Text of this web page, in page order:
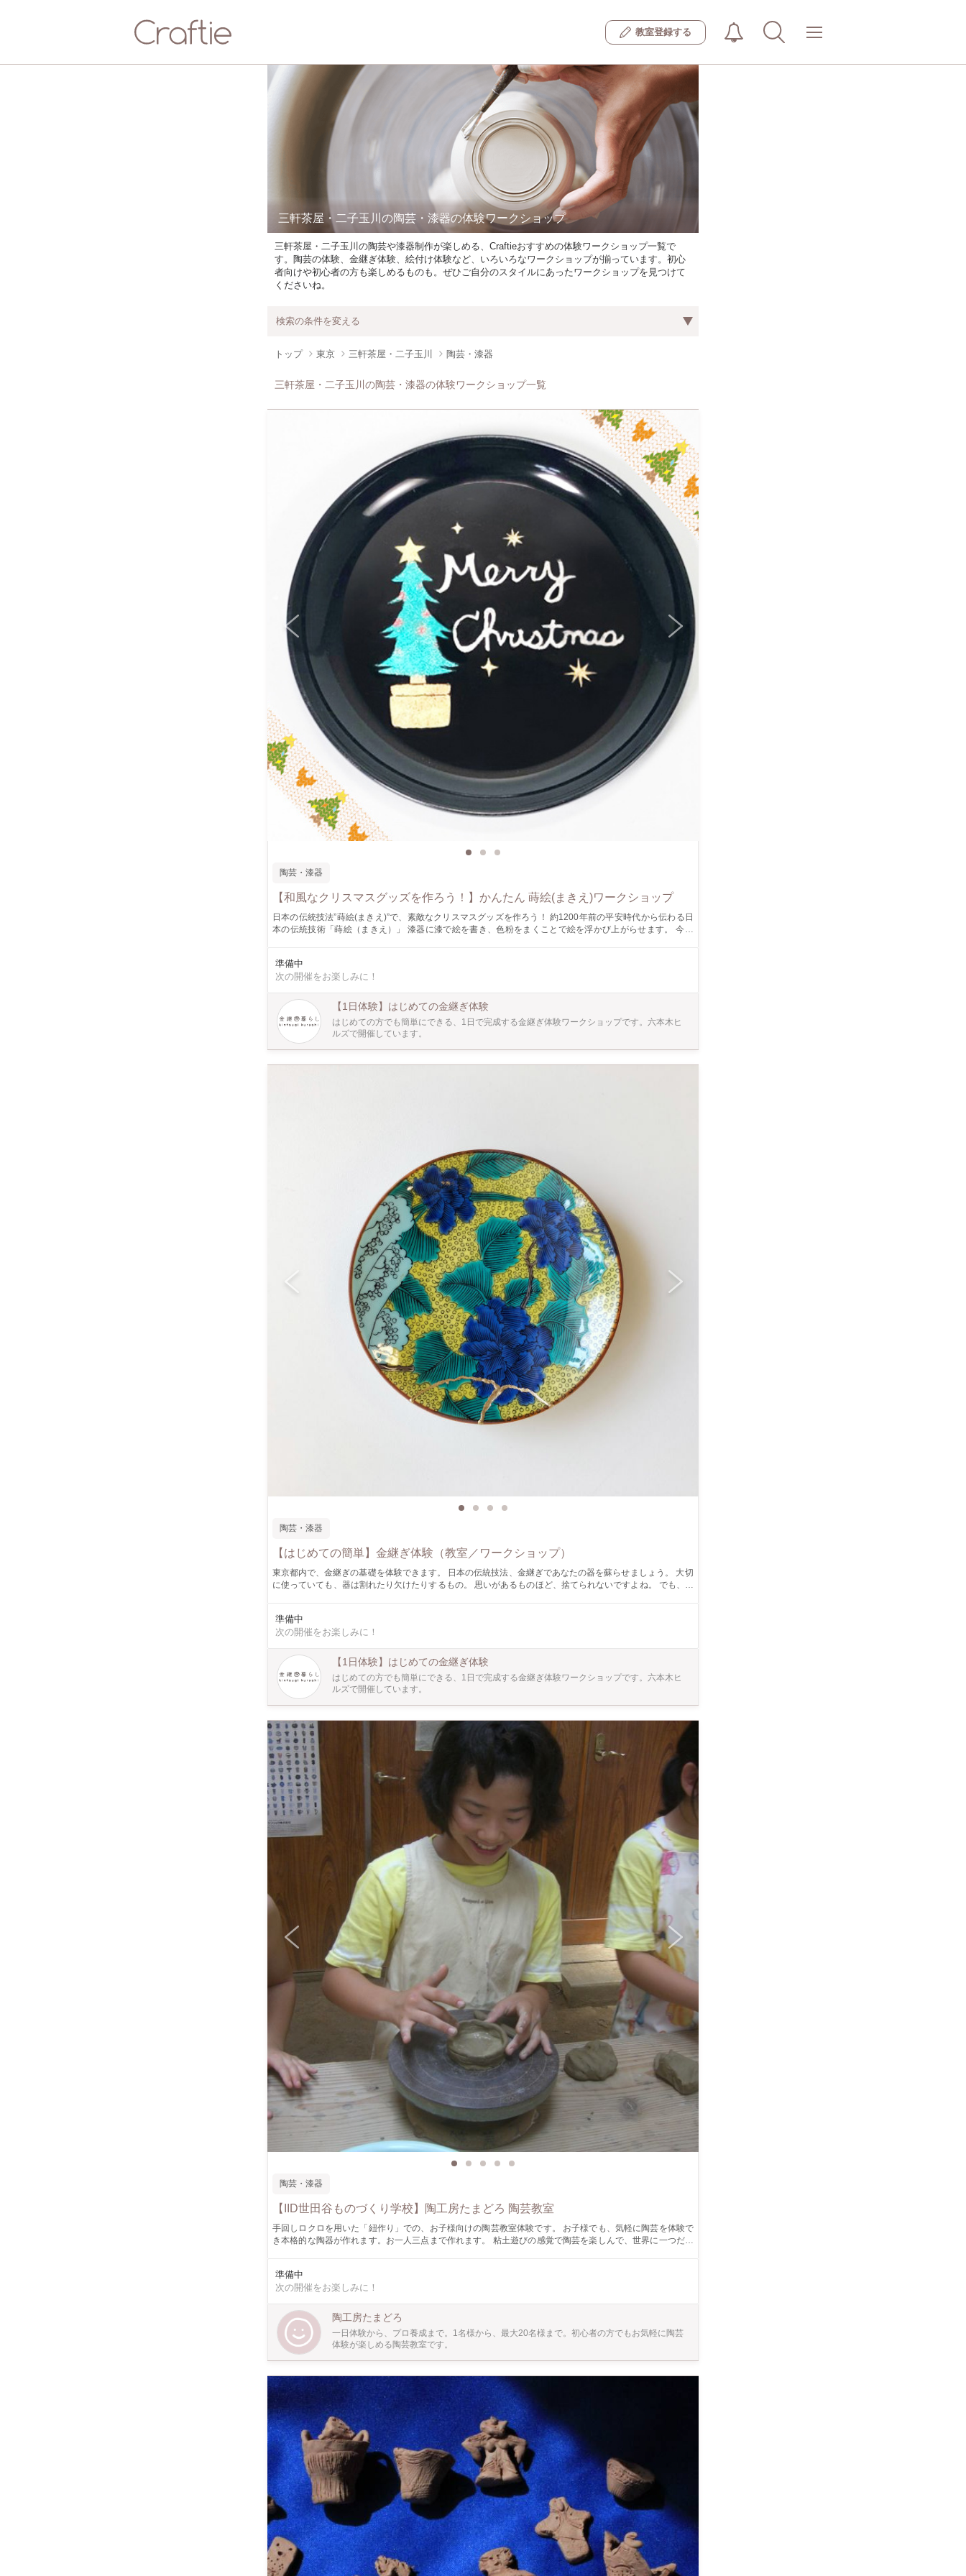
教室登録する
三軒茶屋・二子玉川の陶芸・漆器の体験ワークショップ
三軒茶屋・二子玉川の陶芸や漆器制作が楽しめる、Craftieおすすめの体験ワークショップ一覧で
す。陶芸の体験、金継ぎ体験、絵付け体験など、いろいろなワークショップが揃っています。初心
者向けや初心者の方も楽しめるものも。ぜひご自分のスタイルにあったワークショップを見つけて
くださいね。
検索の条件を変える
トップ 東京 三軒茶屋・二子玉川 陶芸・漆器
三軒茶屋・二子玉川の陶芸・漆器の体験ワークショップ一覧
陶芸・漆器
【和風なクリスマスグッズを作ろう！】かんたん 蒔絵(まきえ)ワークショップ
日本の伝統技法”蒔絵(まきえ)”で、素敵なクリスマスグッズを作ろう！ 約1200年前の平安時代から伝わる日
本の伝統技術「蒔絵（まきえ）」 漆器に漆で絵を書き、色粉をまくことで絵を浮かび上がらせます。 今回
でも、お重や、お箸、お土産屋など、 日常の色んなところで、私たちの生活の1部になっています。 グラデ
ーションをつけたり、好きな配色を考えてみたり、、、 漆や先人たちの技術を体験しながら、 色彩豊かな作
のイラストを体験することもできます。）
準備中
次の開催をお楽しみに！
【1日体験】はじめての金継ぎ体験
はじめての方でも簡単にできる、1日で完成する金継ぎ体験ワークショップです。六本木ヒ
ルズで開催しています。
陶芸・漆器
【はじめての簡単】金継ぎ体験（教室／ワークショップ）
東京都内で、金継ぎの基礎を体験できます。 日本の伝統技法、金継ぎであなたの器を蘇らせましょう。 大切
に使っていても、器は割れたり欠けたりするもの。 思いがあるものほど、捨てられないですよね。 でも、そ
化粧された器は また違った魅力があります。 かぶれにくい合成うるしを使いますので、 漆かぶれの心配もあ
りません。 ※お持ちいただく器は『カケ・ヒビ・割れ』の どれかに当てはまるものをお願い致します。 ※素
い、または一度の教室では終わらない可能性がございます。 ※使える陶磁器をお持ちでない場合、 こちら
で用意しますので、器がないけれど参加したい！ 方も大歓迎です。 ※教室は少人数制で、お一人ずつしっ
かりサポートいたします。 ※お時間内ならいくつお持ち頂いても料金は変わりません。
準備中
次の開催をお楽しみに！
【1日体験】はじめての金継ぎ体験
はじめての方でも簡単にできる、1日で完成する金継ぎ体験ワークショップです。六本木ヒ
ルズで開催しています。
陶芸・漆器
【IID世田谷ものづくり学校】陶工房たまどろ 陶芸教室
手回しロクロを用いた「紐作り」での、お子様向けの陶芸教室体験です。 お子様でも、気軽に陶芸を体験で
き本格的な陶器が作れます。お一人三点まで作れます。 粘土遊びの感覚で陶芸を楽しんで、世界に一つだけ
準備中
次の開催をお楽しみに！
陶工房たまどろ
一日体験から、プロ養成まで。1名様から、最大20名様まで。初心者の方でもお気軽に陶芸
体験が楽しめる陶芸教室です。